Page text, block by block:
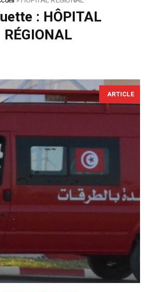
: HÔPITAL
RÉGIONAL
ARTICLE